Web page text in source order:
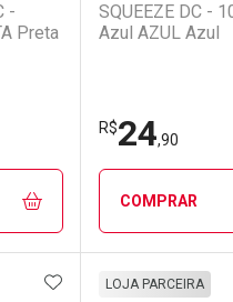
-
Preta
FECHAR
FECHAR
SQUEEZE DC -
Azul AZUL Azul
R$24,90
COMPRAR
ADICIONAR AOS
LOJA PARCEIRA